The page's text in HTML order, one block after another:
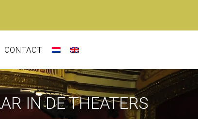
CONTACT
IN DE THEATERS